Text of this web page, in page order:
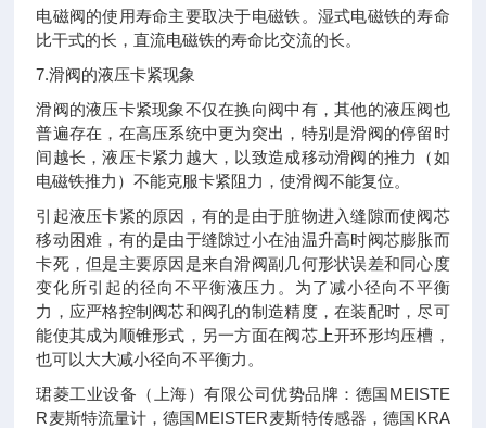
电磁阀的使用寿命主要取决于电磁铁。湿式电磁铁的寿命
比干式的长，直流电磁铁的寿命比交流的长。
7.滑阀的液压卡紧现象
滑阀的液压卡紧现象不仅在换向阀中有，其他的液压阀也
普遍存在，在高压系统中更为突出，特别是滑阀的停留时
间越长，液压卡紧力越大，以致造成移动滑阀的推力（如
电磁铁推力）不能克服卡紧阻力，使滑阀不能复位。
引起液压卡紧的原因，有的是由于脏物进入缝隙而使阀芯
移动困难，有的是由于缝隙过小在油温升高时阀芯膨胀而
卡死，但是主要原因是来自滑阀副几何形状误差和同心度
变化所引起的径向不平衡液压力。为了减小径向不平衡
力，应严格控制阀芯和阀孔的制造精度，在装配时，尽可
能使其成为顺锥形式，另一方面在阀芯上开环形均压槽，
也可以大大减小径向不平衡力。
珺菱工业设备（上海）有限公司优势品牌：德国MEISTE
R麦斯特流量计，德国MEISTER麦斯特传感器，德国KRA